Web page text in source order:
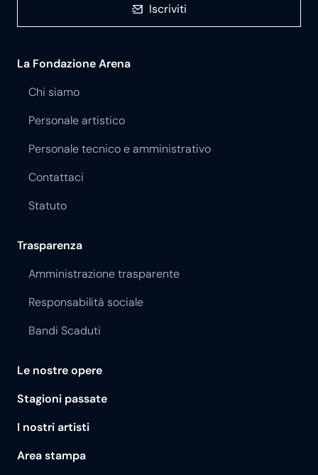
Iscriviti
La Fondazione Arena
Chi siamo
Personale artistico
Personale tecnico e amministrativo
Contattaci
Statuto
Trasparenza
Amministrazione trasparente
Responsabilità sociale
Bandi Scaduti
Le nostre opere
Stagioni passate
I nostri artisti
Area stampa